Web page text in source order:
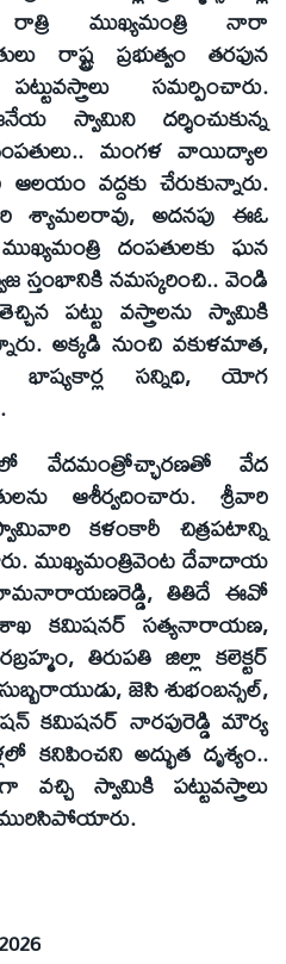
ముఖ్యమంత్రి నారా
రాష్ట్ర ప్రభుత్వం తరఫున
సమర్పించారు.
స్వామిని దర్శించుకున్న
మంగళ వాయిద్యాల
వద్దకు చేరుకున్నారు.
శ్యామలరావు, అదనపు ఈఓ
దంపతులకు ఘన
స్తంభానికి నమస్కరించి.. వెండి
పట్టు వస్త్రాలను స్వామికి
అక్కడి నుంచి వకుళమాత,
భాష్యకార్ల సన్నిధి, యోగ
వేదమంత్రోచ్ఛారణతో వేద
ఆశీర్వదించారు. శ్రీవారి
కళంకారీ చిత్రపటాన్ని
ముఖ్యమంత్రివెంట దేవాదాయ
తితిదే ఈవో
కమిషనర్‌ సత్యనారాయణ,
తిరుపతి జిల్లా కలెక్టర్‌
జెసి శుభంబన్సల్‌,
కమిషనర్‌ నారపురెడ్డి మౌర్య
కనిపించని అద్భుత దృశ్యం..
స్వామికి పట్టువస్త్రాలు
మురిసిపోయారు.